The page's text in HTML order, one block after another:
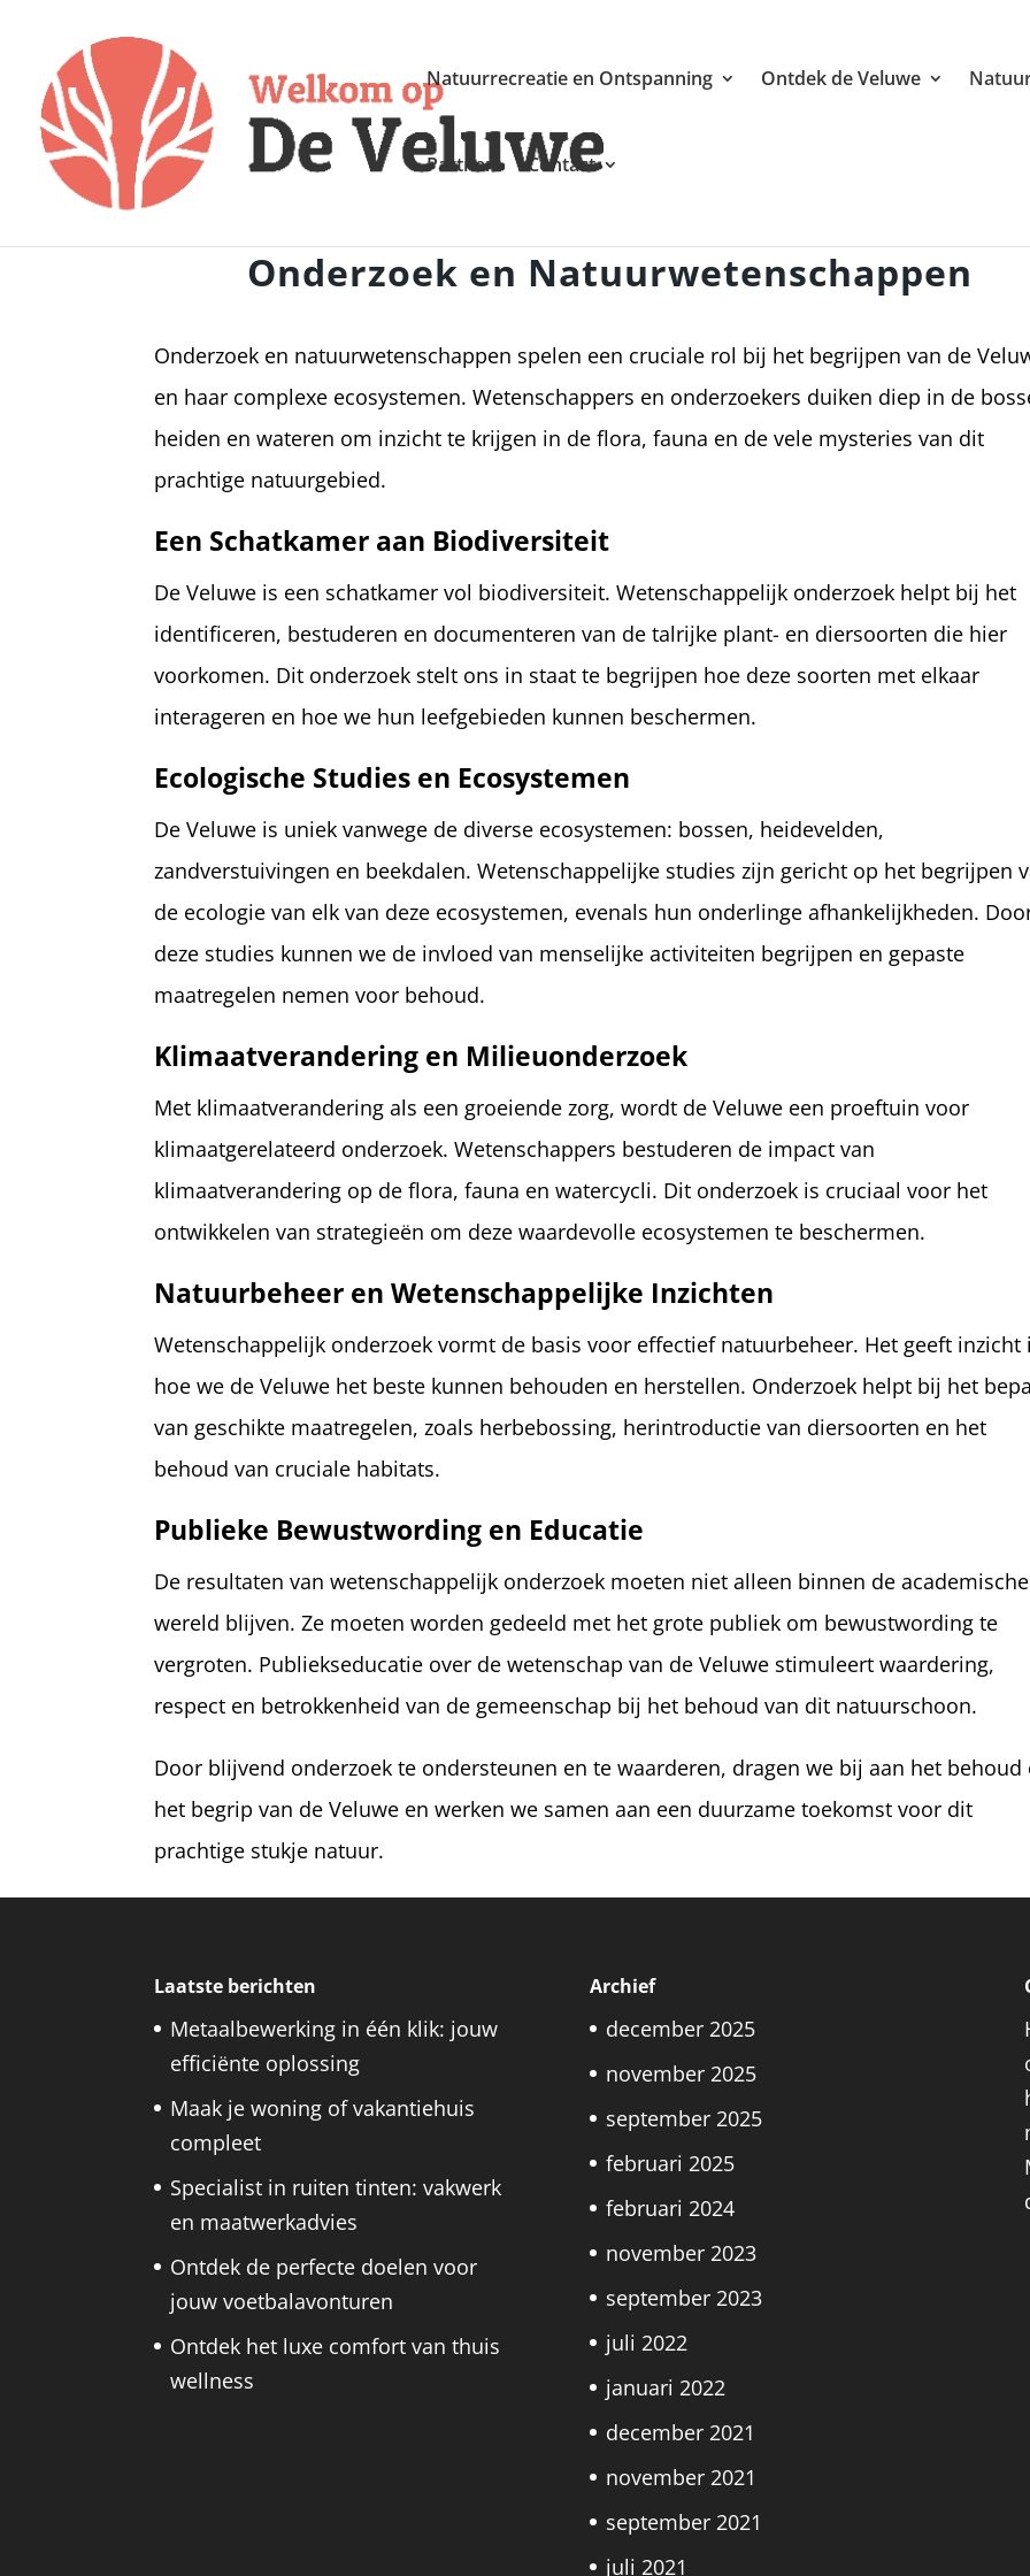
Natuurrecreatie en Ontspanning Ontdek de Veluwe
Partners Contact
Onderzoek en Natuurwetenschappen
Onderzoek en natuurwetenschappen spelen een cruciale rol bij het begrijpen van de
en haar complexe ecosystemen. Wetenschappers en onderzoekers duiken diep in de
heiden en wateren om inzicht te krijgen in de flora, fauna en de vele mysteries van dit
prachtige natuurgebied.
Een Schatkamer aan Biodiversiteit
De Veluwe is een schatkamer vol biodiversiteit. Wetenschappelijk onderzoek helpt bij het
identificeren, bestuderen en documenteren van de talrijke plant- en diersoorten die hier
voorkomen. Dit onderzoek stelt ons in staat te begrijpen hoe deze soorten met elkaar
interageren en hoe we hun leefgebieden kunnen beschermen.
Ecologische Studies en Ecosystemen
De Veluwe is uniek vanwege de diverse ecosystemen: bossen, heidevelden,
zandverstuivingen en beekdalen. Wetenschappelijke studies zijn gericht op het begrijpen
de ecologie van elk van deze ecosystemen, evenals hun onderlinge afhankelijkheden.
deze studies kunnen we de invloed van menselijke activiteiten begrijpen en gepaste
maatregelen nemen voor behoud.
Klimaatverandering en Milieuonderzoek
Met klimaatverandering als een groeiende zorg, wordt de Veluwe een proeftuin voor
klimaatgerelateerd onderzoek. Wetenschappers bestuderen de impact van
klimaatverandering op de flora, fauna en watercycli. Dit onderzoek is cruciaal voor het
ontwikkelen van strategieën om deze waardevolle ecosystemen te beschermen.
Natuurbeheer en Wetenschappelijke Inzichten
Wetenschappelijk onderzoek vormt de basis voor effectief natuurbeheer. Het geeft inzicht
hoe we de Veluwe het beste kunnen behouden en herstellen. Onderzoek helpt bij het
van geschikte maatregelen, zoals herbebossing, herintroductie van diersoorten en het
behoud van cruciale habitats.
Publieke Bewustwording en Educatie
De resultaten van wetenschappelijk onderzoek moeten niet alleen binnen de academische
wereld blijven. Ze moeten worden gedeeld met het grote publiek om bewustwording te
vergroten. Publiekseducatie over de wetenschap van de Veluwe stimuleert waardering,
respect en betrokkenheid van de gemeenschap bij het behoud van dit natuurschoon.
Door blijvend onderzoek te ondersteunen en te waarderen, dragen we bij aan het behoud
het begrip van de Veluwe en werken we samen aan een duurzame toekomst voor dit
prachtige stukje natuur.
Laatste berichten
Metaalbewerking in één klik: jouw
efficiënte oplossing
Maak je woning of vakantiehuis
compleet
Specialist in ruiten tinten: vakwerk
en maatwerkadvies
Ontdek de perfecte doelen voor
jouw voetbalavonturen
Ontdek het luxe comfort van thuis
wellness
Archief
december 2025
november 2025
september 2025
februari 2025
februari 2024
november 2023
september 2023
juli 2022
januari 2022
december 2021
november 2021
september 2021
juli 2021